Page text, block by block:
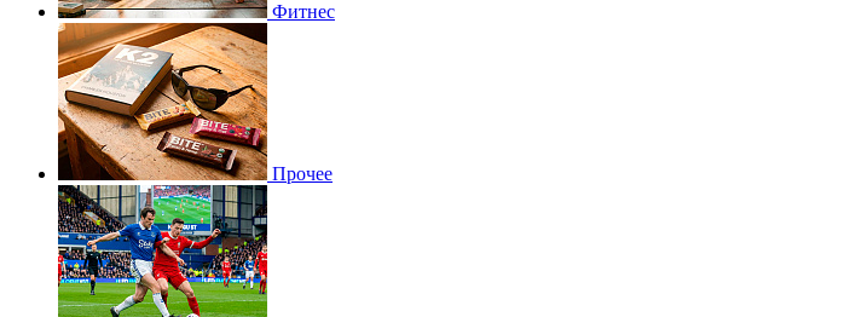
Фитнес
Прочее